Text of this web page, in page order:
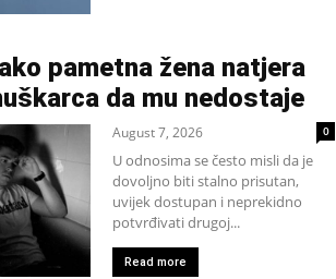
pametna žena natjera
da mu nedostaje
August 7, 2026 0
U odnosima se često misli da je
dovoljno biti stalno prisutan,
uvijek dostupan i neprekidno
potvrđivati drugoj...
Read more